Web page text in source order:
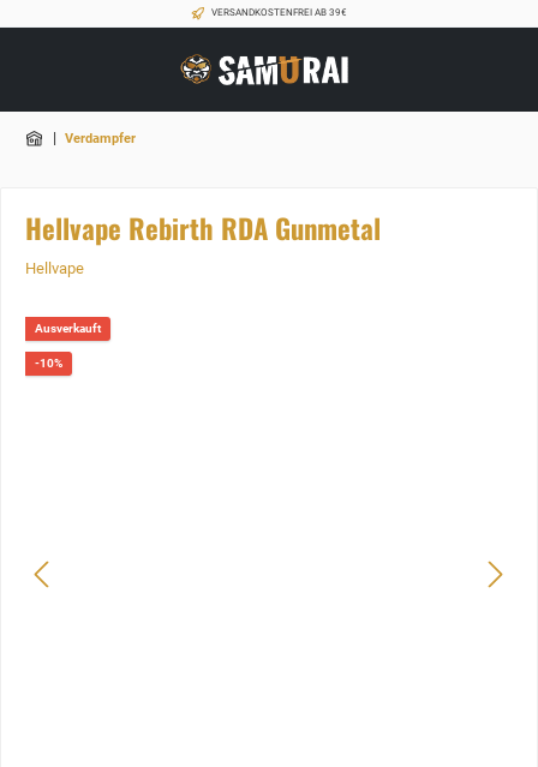
VERSANDKOSTENFREI AB 39€
| Verdampfer
Hellvape Rebirth RDA Gunmetal
Hellvape
Ausverkauft
-10%